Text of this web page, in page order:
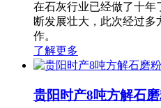
在石灰行业已经做了十年
断发展壮大，此次经过
作。
了解更多
贵阳时产8吨方解石